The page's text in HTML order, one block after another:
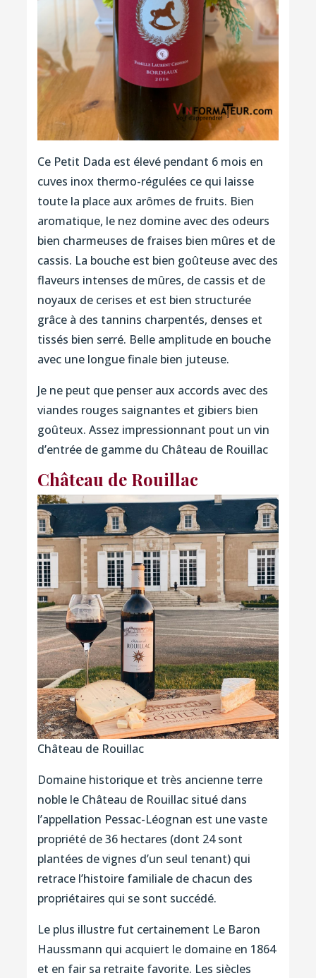
Ce Petit Dada est élevé pendant 6 mois en
cuves inox thermo-régulées ce qui laisse
toute la place aux arômes de fruits. Bien
aromatique, le nez domine avec des odeurs
bien charmeuses de fraises bien mûres et de
cassis. La bouche est bien goûteuse avec des
flaveurs intenses de mûres, de cassis et de
noyaux de cerises et est bien structurée
grâce à des tannins charpentés, denses et
tissés bien serré. Belle amplitude en bouche
avec une longue finale bien juteuse.
Je ne peut que penser aux accords avec des
viandes rouges saignantes et gibiers bien
goûteux. Assez impressionnant pout un vin
d’entrée de gamme du Château de Rouillac
Château de Rouillac
Château de Rouillac
Domaine historique et très ancienne terre
noble le Château de Rouillac situé dans
l’appellation Pessac-Léognan est une vaste
propriété de 36 hectares (dont 24 sont
plantées de vignes d’un seul tenant) qui
retrace l’histoire familiale de chacun des
propriétaires qui se sont succédé.
Le plus illustre fut certainement Le Baron
Haussmann qui acquiert le domaine en 1864
et en fair sa retraite favorite. Les siècles